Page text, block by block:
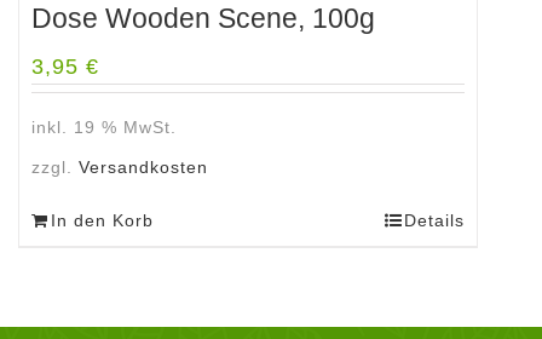
Dose Wooden Scene, 100g
3,95 €
inkl. 19 % MwSt.
zzgl. Versandkosten
In den Korb Details